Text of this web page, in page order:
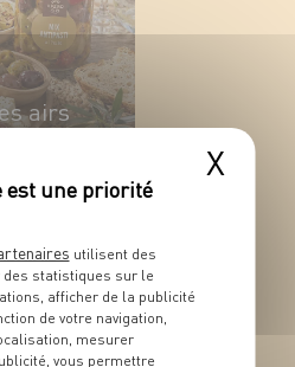
airs
X
utilisent des
des statistiques sur le
afficher de la publicité
de votre navigation,
mesurer
vous permettre